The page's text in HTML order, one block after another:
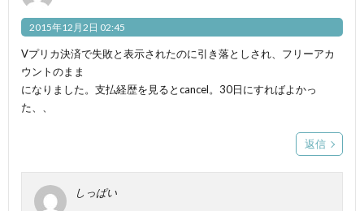
2015年12月2日 02:45
Vプリカ決済で失敗と表示されたのに引き落としされ、フリーアカ
ウントのまま
になりました。支払経歴を見るとcancel。30日にすればよかっ
た、、
返信
しっぱい